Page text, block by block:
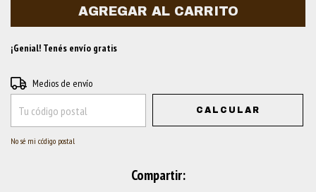
¡Genial! Tenés envío gratis
Entregas para el CP:
Medios de envío
CALCULAR
No sé mi código postal
Compartir: